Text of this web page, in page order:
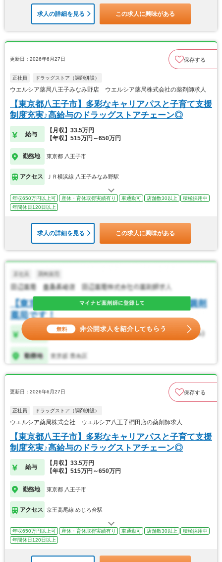
求人の詳細を見る この求人に興味がある
更新日：2026年6月27日 保存する
正社員 ドラッグストア（調剤併設）
ウエルシア薬局八王子みなみ野店 ウエルシア薬局株式会社の薬剤師求人
【東京都八王子市】多彩なキャリアパスと子育て支援
制度充実♪高給与のドラッグストアチェーン◎
給与
【月収】33.5万円
【年収】515万円～650万円
勤務地 東京都 八王子市
アクセス ＪＲ横浜線 八王子みなみ野駅
年収650万円以上可 産休・育休取得実績有り 車通勤可 店舗数30以上
積極採用中
年間休日120日以上
求人の詳細を見る この求人に興味がある
更新日：2026年6月27日 保存する
正社員 ドラッグストア（調剤併設）
ウエルシア薬局株式会社 ウエルシア八王子椚田店の薬剤師求人
【東京都八王子市】多彩なキャリアパスと子育て支援
制度充実♪高給与のドラッグストアチェーン◎
給与
【月収】33.5万円
【年収】515万円～650万円
勤務地 東京都 八王子市
アクセス 京王高尾線 めじろ台駅
年収650万円以上可 産休・育休取得実績有り 車通勤可 店舗数30以上
積極採用中
年間休日120日以上